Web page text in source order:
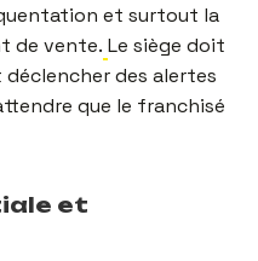
et surtout la
de vente. Le siège doit
des alertes
que le franchisé
et